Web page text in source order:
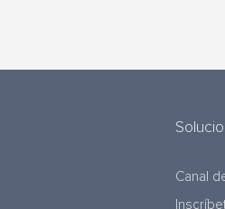
Canal